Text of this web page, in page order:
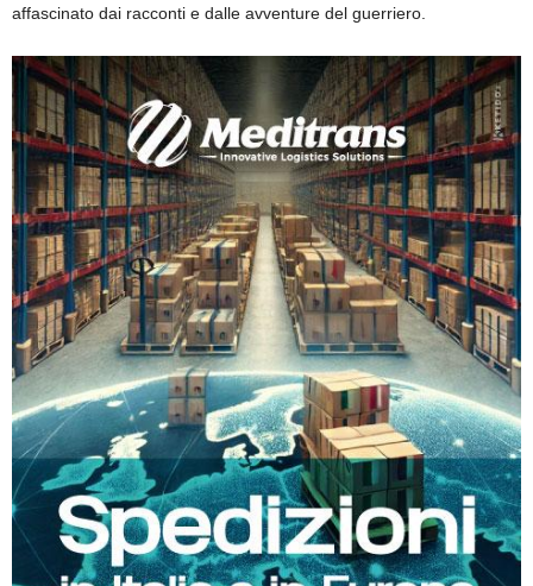
affascinato dai racconti e dalle avventure del guerriero.